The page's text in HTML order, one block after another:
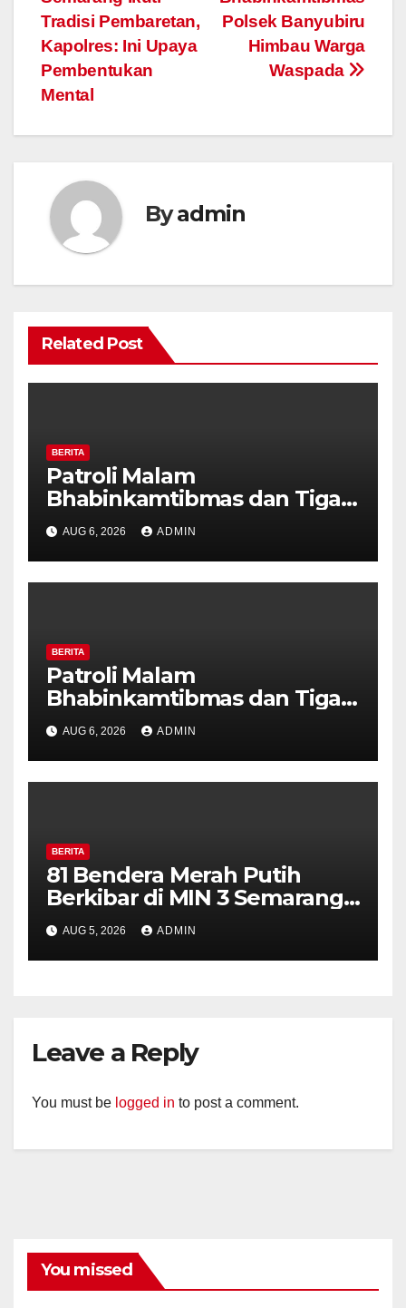
Polsek Banyubiru
Himbau Warga
Waspada
Tradisi Pembaretan,
Kapolres: Ini Upaya
Pembentukan
Mental
Byadmin
Related Post
BERITA
Patroli Malam
Bhabinkamtibmas dan Tiga
Pilar Kelurahan Ungaran
Perkuat Kamtibmas, Warga
Diajak Aktifkan Ronda
AUG 6, 2026 ADMIN
BERITA
Patroli Malam
Bhabinkamtibmas dan Tiga
Pilar Kelurahan Ungaran
Perkuat Kamtibmas, Warga
Diajak Aktifkan Ronda
AUG 6, 2026 ADMIN
BERITA
81 Bendera Merah Putih
Berkibar di MIN 3 Semarang,
Bhabinkamtibmas Desa
Timpik Hadiri Peringatan
HUT ke-81 Kemerdekaan RI
AUG 5, 2026 ADMIN
Leave a Reply
You must be logged in to post a comment.
You missed